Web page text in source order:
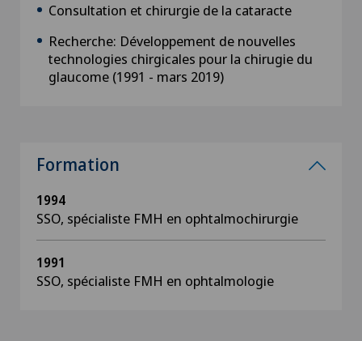
Consultation et chirurgie de la cataracte
Recherche: Développement de nouvelles
technologies chirgicales pour la chirugie du
glaucome (1991 - mars 2019)
Formation
1994
SSO, spécialiste FMH en ophtalmochirurgie
1991
SSO, spécialiste FMH en ophtalmologie